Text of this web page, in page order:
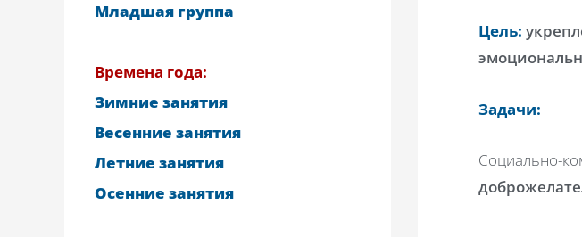
Младшая группа
Времена года:
Зимние занятия
Весенние занятия
Летние занятия
Осенние занятия
Цель:
Задачи:
Социально-